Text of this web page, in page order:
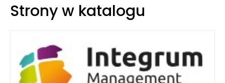
Strony w katalogu